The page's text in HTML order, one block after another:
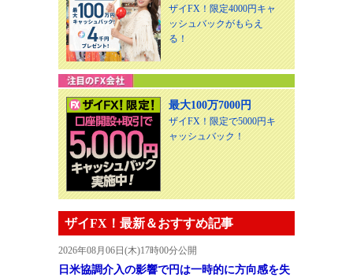
ザイFX！限定4000円キャ
ッシュバックがもらえ
る！
最大100万7000円
ザイFX！限定で5000円キ
ャッシュバック！
ザイFX！最新＆おすすめ記事
2026年08月06日(木)17時00分公開
日米協調介入の影響で円は一時的に方向感を失